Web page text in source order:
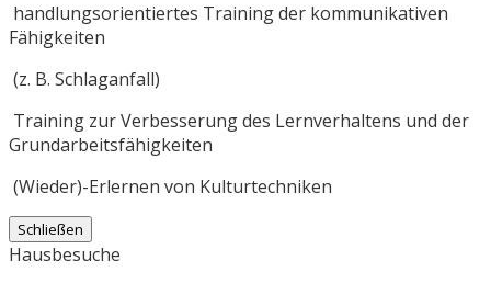
handlungsorientiertes Training der kommunikativen
Fähigkeiten
(z. B. Schlaganfall)
Training zur Verbesserung des Lernverhaltens und der
Grundarbeitsfähigkeiten
(Wieder)-Erlernen von Kulturtechniken
Schließen
Hausbesuche